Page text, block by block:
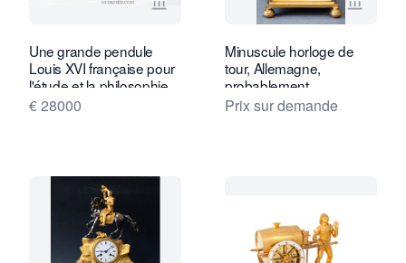
Voir la page vendeur de Gude & Meis
Une grande pendule
Louis XVI française pour
l'étude et la philosophie,
Remond, vers 1790.
€ 28000
Voir la
Minuscule horloge de
tour, Allemagne,
probablement
Augsbourg, vers 1630.
Prix sur demande